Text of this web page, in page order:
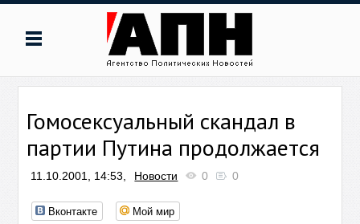
Гомосексуальный скандал в
партии Путина продолжается
11.10.2001, 14:53, Новости 0 0
Вконтакте Мой мир